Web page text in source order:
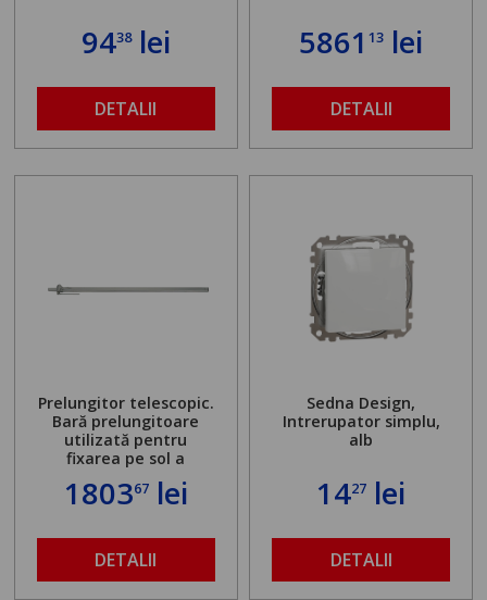
9438lei
DETALII
586113 lei
DETALII
Prelungitor telescopic.
Bară prelungitoare
utilizată pentru
fixarea pe sol a
standului mașinii de
găurit în locul
maximă admisă de 500
kg și înălțime reglabilă
de la 1,8 la 2,9 m
180367lei
DETALII
Sedna Design,
Intrerupator simplu,
alb
1427 lei
DETALII